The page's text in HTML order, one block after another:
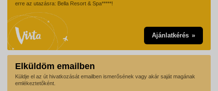
erre az utazásra: Bella Resort & Spa*****!
Ajánlatkérés
Elküldöm emailben
Küldje el az út hivatkozását emailben ismerősének vagy akár saját magának
emlékeztetőként.